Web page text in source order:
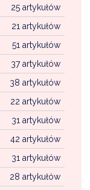
25 artykułów
21 artykułów
51 artykułów
37 artykułów
38 artykułów
22 artykułów
31 artykułów
42 artykułów
31 artykułów
28 artykułów